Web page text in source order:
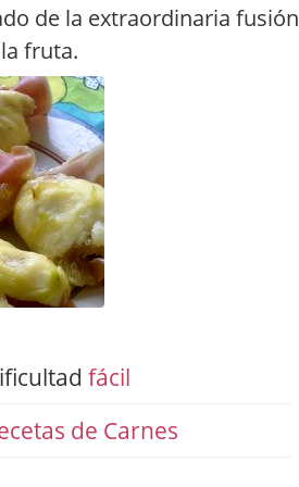
de la extraordinaria fusión
fruta.
fácil
de Carnes